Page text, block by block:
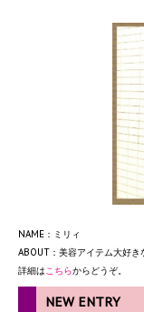
NAME：ミリィ
ABOUT：美容アイテム大好き
詳細はこちらからどうぞ。
NEW ENTRY